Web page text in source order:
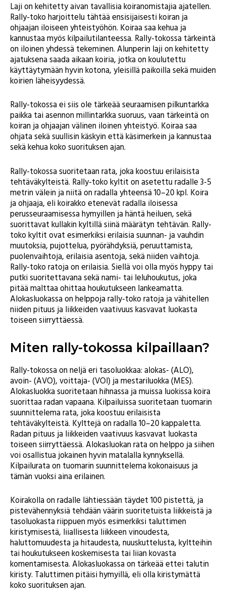
Laji on kehitetty aivan tavallisia koiranomistajia ajatellen.
Rally-toko harjoittelu tähtää ensisijaisesti koiran ja
ohjaajan iloiseen yhteistyöhön. Koiraa saa kehua ja
kannustaa myös kilpailutilanteessa. Rally-tokossa tärkeintä
on iloinen yhdessä tekeminen. Alunperin laji on kehitetty
ajatuksena saada aikaan koiria, jotka on koulutettu
käyttäytymään hyvin kotona, yleisillä paikoilla sekä muiden
koirien läheisyydessä.
Rally-tokossa ei siis ole tärkeää seuraamisen pilkuntarkka
paikka tai asennon millintarkka suoruus, vaan tärkeintä on
koiran ja ohjaajan välinen iloinen yhteistyö. Koiraa saa
ohjata sekä suullisin käskyin että käsimerkein ja kannustaa
sekä kehua koko suorituksen ajan.
Rally-tokossa suoritetaan rata, joka koostuu erilaisista
tehtäväkylteistä. Rally-toko kyltit on asetettu radalle 3-5
metrin välein ja niitä on radalla yhteensä 10–20 kpl. Koira
ja ohjaaja, eli koirakko etenevät radalla iloisessa
perusseuraamisessa hymyillen ja häntä heiluen, sekä
suorittavat kullakin kyltillä siinä määrätyn tehtävän. Rally-
toko kyltit ovat esimerkiksi erilaisia suunnan- ja vauhdin
muutoksia, pujottelua, pyörähdyksiä, peruuttamista,
puolenvaihtoja, erilaisia asentoja, sekä niiden vaihtoja.
Rally-toko ratoja on erilaisia. Siellä voi olla myös hyppy tai
putki suoritettavana sekä nami- tai leluhoukutus, joka
pitää malttaa ohittaa houkutukseen lankeamatta.
Alokasluokassa on helppoja rally-toko ratoja ja vähitellen
niiden pituus ja liikkeiden vaativuus kasvavat luokasta
toiseen siirryttäessä.
Miten rally-tokossa kilpaillaan?
Rally-tokossa on neljä eri tasoluokkaa: alokas- (ALO),
avoin- (AVO), voittaja- (VOI) ja mestariluokka (MES).
Alokasluokka suoritetaan hihnassa ja muissa luokissa koira
suorittaa radan vapaana. Kilpailuissa suoritetaan tuomarin
suunnittelema rata, joka koostuu erilaisista
tehtäväkylteistä. Kylttejä on radalla 10–20 kappaletta.
Radan pituus ja liikkeiden vaativuus kasvavat luokasta
toiseen siirryttäessä. Alokasluokan rata on helppo ja siihen
voi osallistua jokainen hyvin matalalla kynnyksellä.
Kilpailurata on tuomarin suunnittelema kokonaisuus ja
tämän vuoksi aina erilainen.
Koirakolla on radalle lähtiessään täydet 100 pistettä, ja
pistevähennyksiä tehdään väärin suoritetuista liikkeistä ja
tasoluokasta riippuen myös esimerkiksi taluttimen
kiristymisestä, liiallisesta liikkeen vinoudesta,
haluttomuudesta ja hitaudesta, nuuskuttelusta, kyltteihin
tai houkutukseen koskemisesta tai liian kovasta
komentamisesta. Alokasluokassa on tärkeää ettei talutin
kiristy. Taluttimen pitäisi hymyillä, eli olla kiristymättä
koko suorituksen ajan.